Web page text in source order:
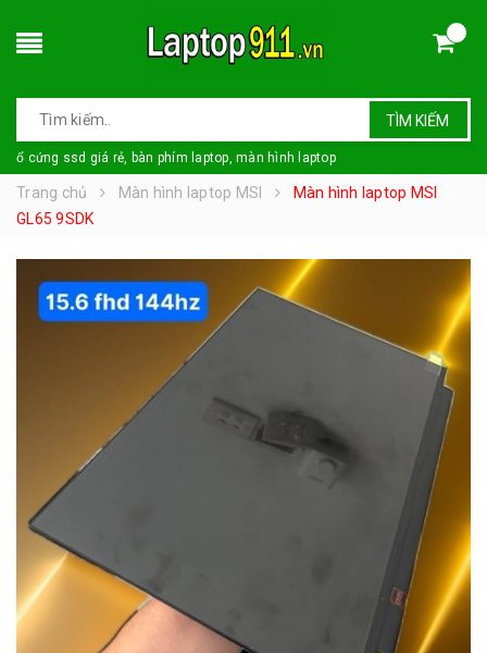
TÌM KIẾM
ổ cứng ssd giá rẻ, bàn phím laptop, màn hình laptop
Trang chủ Màn hình laptop MSI
Màn hình laptop MSI
GL65 9SDK